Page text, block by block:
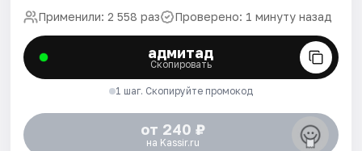
Применили: 2 558 раз Проверено: 1 минуту назад
адмитад
Скопировать
1 шаг. Скопируйте промокод
от 240 ₽
на Kassir.ru